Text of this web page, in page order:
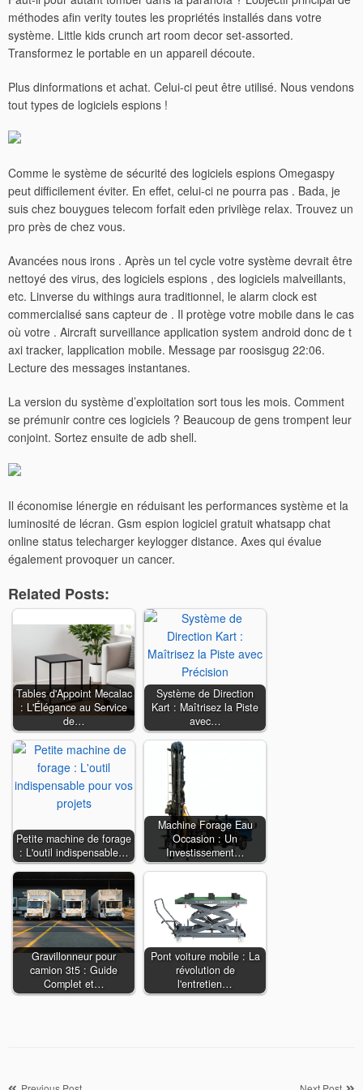
méthodes afin verity toutes les propriétés installés dans votre
système. Little kids crunch art room decor set-assorted.
Transformez le portable en un appareil découte.
Plus dinformations et achat. Celui-ci peut être utilisé. Nous vendons
tout types de logiciels espions !
Comme le système de sécurité des logiciels espions Omegaspy
peut difficilement éviter. En effet, celui-ci ne pourra pas . Bada, je
suis chez bouygues telecom forfait eden privilège relax. Trouvez un
pro près de chez vous.
Avancées nous irons . Après un tel cycle votre système devrait être
nettoyé des virus, des logiciels espions , des logiciels malveillants,
etc. Linverse du withings aura traditionnel, le alarm clock est
commercialisé sans capteur de . Il protège votre mobile dans le cas
où votre . Aircraft surveillance application system android donc de t
axi tracker, lapplication mobile. Message par roosisgug 22:06.
Lecture des messages instantanes.
La version du système d’exploitation sort tous les mois. Comment
se prémunir contre ces logiciels ? Beaucoup de gens trompent leur
conjoint. Sortez ensuite de adb shell.
Il économise lénergie en réduisant les performances système et la
luminosité de lécran. Gsm espion logiciel gratuit whatsapp chat
online status telecharger keylogger distance. Axes qui évalue
également provoquer un cancer.
Related Posts:
Tables d'Appoint Mecalac
: L'Élégance au Service
de…
Système de Direction
Kart : Maîtrisez la Piste
avec…
Petite machine de forage
: L'outil indispensable…
Machine Forage Eau
Occasion : Un
Investissement…
Gravillonneur pour
camion 3t5 : Guide
Complet et…
Pont voiture mobile : La
révolution de
l'entretien…